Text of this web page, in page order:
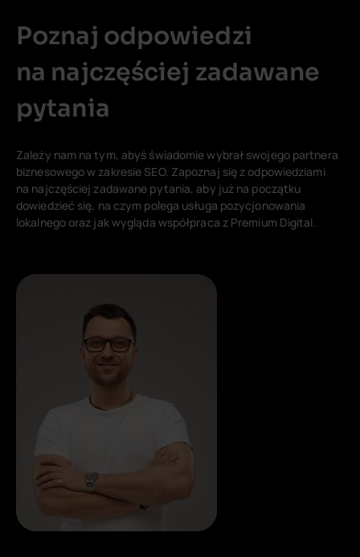
Poznaj odpowiedzi
na najczęściej zadawane
pytania
Zależy nam na tym, abyś świadomie wybrał swojego partnera
biznesowego w zakresie SEO. Zapoznaj się z odpowiedziami
na najczęściej zadawane pytania, aby już na początku
dowiedzieć się, na czym polega usługa pozycjonowania
lokalnego oraz jak wygląda współpraca z Premium Digital.